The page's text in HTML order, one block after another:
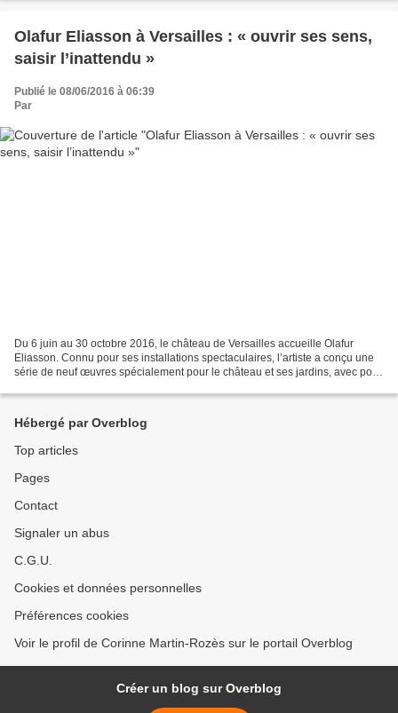
Olafur Eliasson à Versailles : « ouvrir ses sens,
saisir l’inattendu »
Publié le 08/06/2016 à 06:39
Par
Du 6 juin au 30 octobre 2016, le château de Versailles accueille Olafur
Eliasson. Connu pour ses installations spectaculaires, l’artiste a conçu une
série de neuf œuvres spécialement pour le château et ses jardins, avec pour
Hébergé par Overblog
Top articles
Pages
Contact
Signaler un abus
C.G.U.
Cookies et données personnelles
Préférences cookies
Voir le profil de Corinne Martin-Rozès sur le portail Overblog
Créer un blog sur Overblog